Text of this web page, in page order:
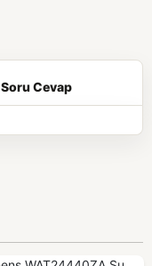
Soru Cevap